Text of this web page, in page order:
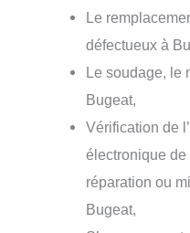
Le
défectueux à
Le soudage, le
Bugeat,
Vérification de
électronique
réparation ou
Bugeat,